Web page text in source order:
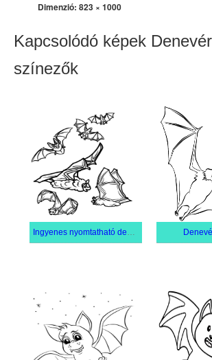
Dimenzió: 823 × 1000
Kapcsolódó képek
színezők
Ingyenes nyomtatható denevérek